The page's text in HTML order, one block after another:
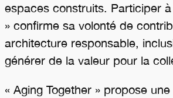
espaces construits. Participer à
» confirme sa volonté de
architecture responsable,
générer de la valeur pour la
« Aging Together » propose